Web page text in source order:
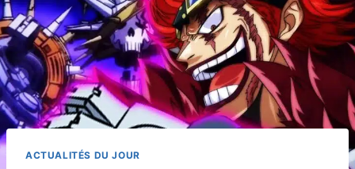
ACTUALITÉS DU JOUR